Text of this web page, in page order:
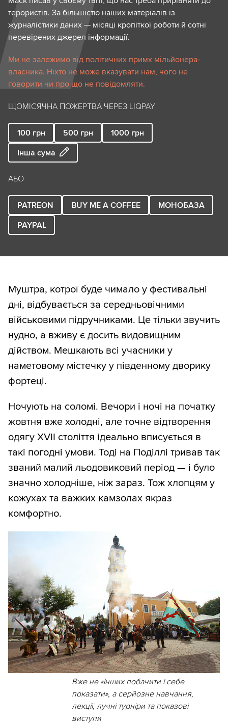
терористів. За більшістю наших матеріалів із
журналістики даних — місяці кропіткої роботи й сотні
перевірених джерел інформації.
Ми не залежимо від політичних примх мільйонера-
власника. Ніхто не може вказувати нам, чого не
говорити чи про що не повідомляти.
ЩОМІСЯЧНА ПОЖЕРТВА ЧЕРЕЗ LIQPAY
100 грн 500 грн 1000 грн
Інша сума
АБО
PATREON BUY ME A COFFEE
МОНОБАЗА
PAYPAL
Муштра, котрої буде чимало у фестивальні
дні, відбувається за середньовічними
військовими підручниками. Це тільки звучить
нудно, а вживу є досить видовищним
дійством. Мешкають всі учасники у
наметовому містечку у південному дворику
фортеці.
Ночують на соломі. Вечори і ночі на початку
жовтня вже холодні, але точне відтворення
одягу XVII століття ідеально вписується в
такі погодні умови. Тоді на Поділлі тривав так
званий малий льодовиковий період — і було
значно холодніше, ніж зараз. Тож хлопцям у
кожухах та важких камзолах якраз
комфортно.
Вже не «інших побачити і себе
показати», а серйозне навчання,
лекції, лучні турніри та показові
виступи